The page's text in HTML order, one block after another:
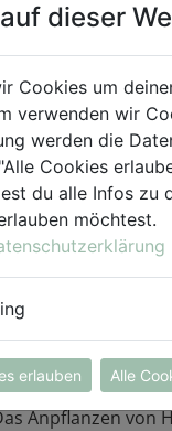
aus und
Anpflanzen von
dieser
Cookies um
verwenden wir
werden die
Cookies
du alle Infos zu
möchtest.
erlauben Alle